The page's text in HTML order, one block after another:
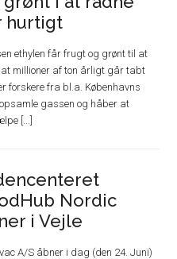
hurtigt
ethylen får frugt og grønt til at
millioner af ton årligt går tabt
forskere fra bl.a. Københavns
gassen og håber at
[...]
Nordic
i Vejle
A/S åbner i dag (den 24. Juni)